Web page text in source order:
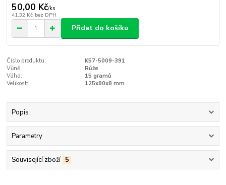
50,00 Kč/ks
41,32 Kč bez DPH
Přidat do košíku
Číslo produktu:
K57-5009-391
Vůně:
Růže
Váha:
15 gramů
Velikost:
125x80x8 mm
Popis
Parametry
Související zboží 5